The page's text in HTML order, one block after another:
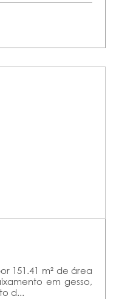
151.41 m² de área
em gesso,
d...